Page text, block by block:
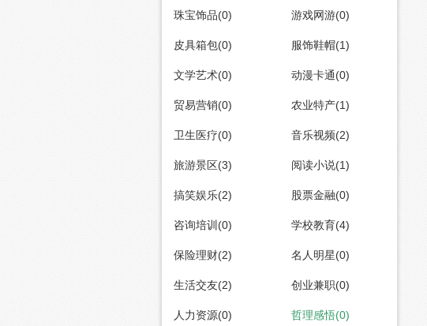
珠宝饰品(0) 游戏网游(0)
皮具箱包(0) 服饰鞋帽(1)
文学艺术(0) 动漫卡通(0)
贸易营销(0) 农业特产(1)
卫生医疗(0) 音乐视频(2)
旅游景区(3) 阅读小说(1)
搞笑娱乐(2) 股票金融(0)
咨询培训(0) 学校教育(4)
保险理财(2) 名人明星(0)
生活交友(2) 创业兼职(0)
人力资源(0) 哲理感悟(0)